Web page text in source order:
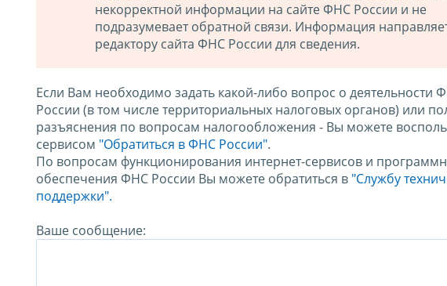
некорректной информации на сайте ФНС России и не
подразумевает обратной связи. Информация
редактору сайта ФНС России для сведения.
Если Вам необходимо задать какой-либо вопрос о деятельности
России (в том числе территориальных налоговых органов) или
разъяснения по вопросам налогообложения - Вы можете
сервисом "Обратиться в ФНС России".
По вопросам функционирования интернет-сервисов и
обеспечения ФНС России Вы можете обратиться в "Службу
поддержки".
Ваше сообщение: